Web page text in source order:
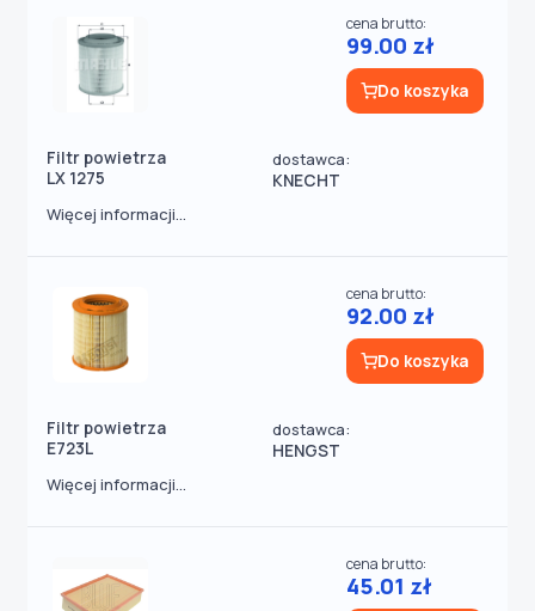
Filtr powietrza
LX 1275
dostawca:
KNECHT
cena brutto:
99.00 zł
Do koszyka
Więcej informacji...
Filtr powietrza
E723L
dostawca:
HENGST
cena brutto:
92.00 zł
Do koszyka
Więcej informacji...
cena brutto:
45.01 zł